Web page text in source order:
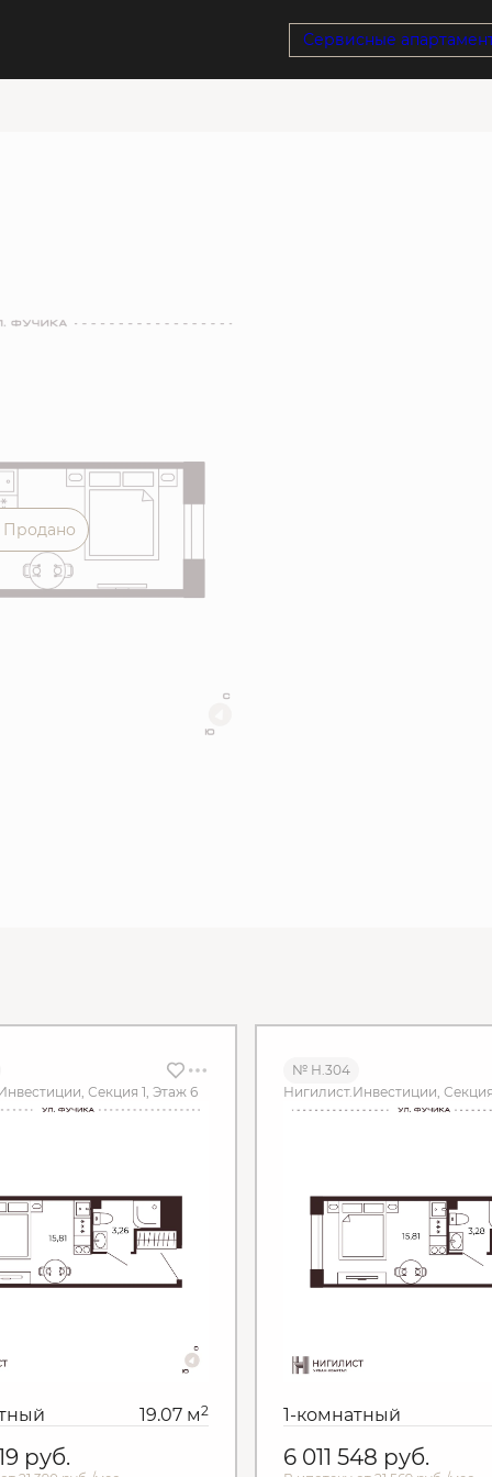
Сервисные
Продано
Секция 1, Этаж 6
19.07 м2
руб.
№ Н.304
Нигилист.Инвестиции,
1-комнатный
6 011 548 руб.